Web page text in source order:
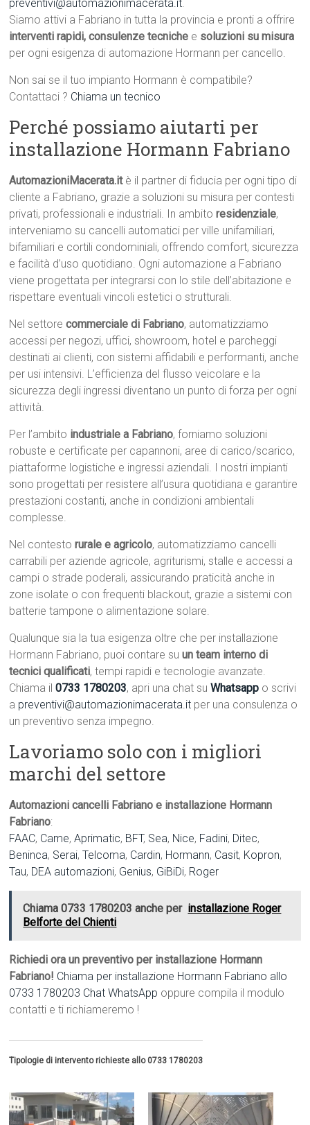
preventivi@automazionimacerata.it.
Siamo attivi a Fabriano in tutta la provincia e pronti a offrire
interventi rapidi, consulenze tecniche e soluzioni su misura
per ogni esigenza di automazione Hormann per cancello.
Non sai se il tuo impianto Hormann è compatibile?
Contattaci ? Chiama un tecnico
Perché possiamo aiutarti per
installazione Hormann Fabriano
AutomazioniMacerata.itè il partner di fiducia per ogni tipo di
cliente a Fabriano, grazie a soluzioni su misura per contesti
privati, professionali e industriali. In ambitoresidenziale,
interveniamo su cancelli automatici per ville unifamiliari,
bifamiliari e cortili condominiali, offrendo comfort, sicurezza
e facilità d’uso quotidiano. Ogni automazione a Fabriano
viene progettata per integrarsi con lo stile dell’abitazione e
rispettare eventuali vincoli estetici o strutturali.
Nel settorecommerciale di Fabriano, automatizziamo
accessi per negozi, uffici, showroom, hotel e parcheggi
destinati ai clienti, con sistemi affidabili e performanti, anche
per usi intensivi. L’efficienza del flusso veicolare e la
sicurezza degli ingressi diventano un punto di forza per ogni
attività.
Per l’ambito industriale a Fabriano, forniamo soluzioni
robuste e certificate per capannoni, aree di carico/scarico,
piattaforme logistiche e ingressi aziendali. I nostri impianti
sono progettati per resistere all’usura quotidiana e garantire
prestazioni costanti, anche in condizioni ambientali
complesse.
Nel contestorurale e agricolo, automatizziamo cancelli
carrabili per aziende agricole, agriturismi, stalle e accessi a
campi o strade poderali, assicurando praticità anche in
zone isolate o con frequenti blackout, grazie a sistemi con
batterie tampone o alimentazione solare.
Qualunque sia la tua esigenza oltre che per installazione
Hormann Fabriano, puoi contare suun team interno di
tecnici qualificati, tempi rapidi e tecnologie avanzate.
Chiama il0733 1780203, apri una chat suWhatsapp o scrivi
a preventivi@automazionimacerata.it per una consulenza o
un preventivo senza impegno.
Lavoriamo solo con i migliori
marchi del settore
Automazioni cancelli Fabriano e installazione Hormann
Fabriano:
FAAC, Came,Aprimatic, BFT, Sea, Nice, Fadini, Ditec,
Beninca, Serai,Telcoma, Cardin, Hormann, Casit, Kopron,
Tau, DEA automazioni, Genius, GiBiDi, Roger
Chiama 0733 1780203 anche per installazione Roger
Belforte del Chienti
Richiedi ora un preventivo per installazione Hormann
Fabriano! Chiama per installazione Hormann Fabriano allo
0733 1780203 Chat WhatsApp oppure compila il modulo
contatti e ti richiameremo !
Tipologie di intervento richieste allo 0733 1780203